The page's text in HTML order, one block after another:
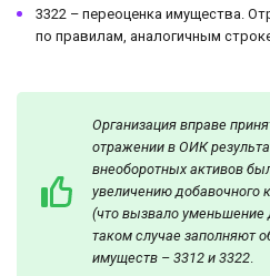
3322 – переоценка имущества.
по правилам, аналогичным
Организация вправе
отражении в ОИК
внеоборотных активов
увеличению добавочного
(что вызвало уменьшение
таком случае заполняют
имуществ – 3312 и 3322.